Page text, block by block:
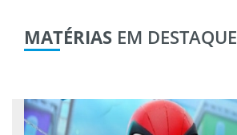
MATÉRIAS EM DESTAQUE